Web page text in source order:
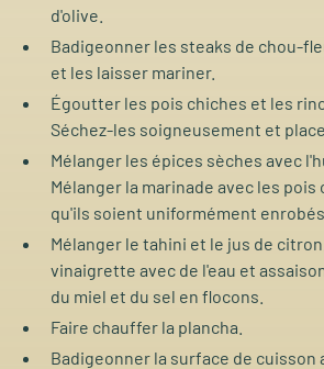
d'olive.
Badigeonner les steaks de chou-
et les laisser mariner.
Égoutter les pois chiches et les
Séchez-les soigneusement et
Mélanger les épices sèches avec
Mélanger la marinade avec les pois
qu'ils soient uniformément enrobés.
Mélanger le tahini et le jus de
vinaigrette avec de l'eau et
du miel et du sel en flocons.
Faire chauffer la plancha.
Badigeonner la surface de cuisson